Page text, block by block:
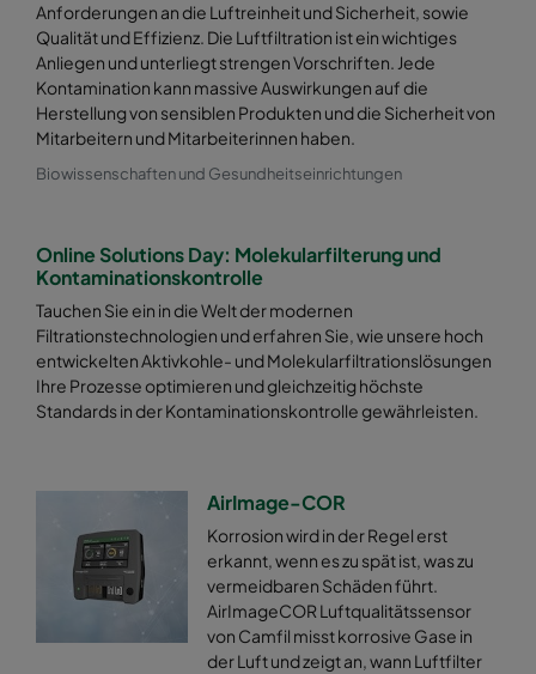
Anforderungen an die Luftreinheit und Sicherheit, sowie
Qualität und Effizienz. Die Luftfiltration ist ein wichtiges
Anliegen und unterliegt strengen Vorschriften. Jede
Kontamination kann massive Auswirkungen auf die
Herstellung von sensiblen Produkten und die Sicherheit von
Mitarbeitern und Mitarbeiterinnen haben.
Biowissenschaften und Gesundheitseinrichtungen
Online Solutions Day: Molekularfilterung und
Kontaminationskontrolle
Tauchen Sie ein in die Welt der modernen
Filtrationstechnologien und erfahren Sie, wie unsere hoch
entwickelten Aktivkohle- und Molekularfiltrationslösungen
Ihre Prozesse optimieren und gleichzeitig höchste
Standards in der Kontaminationskontrolle gewährleisten.
AirImage-COR
Korrosion wird in der Regel erst
erkannt, wenn es zu spät ist, was zu
vermeidbaren Schäden führt.
AirImageCOR Luftqualitätssensor
von Camfil misst korrosive Gase in
der Luft und zeigt an, wann Luftfilter